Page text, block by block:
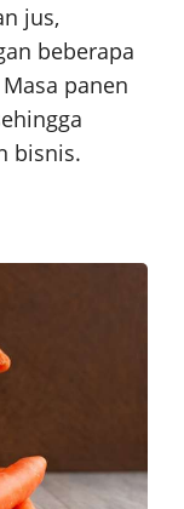
jus,
beberapa
panen
bisnis.